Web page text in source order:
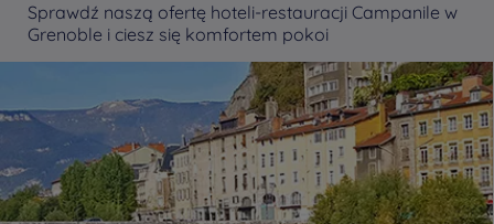
Sprawdź naszą ofertę hoteli-restauracji Campanile w
Grenoble i ciesz się komfortem pokoi